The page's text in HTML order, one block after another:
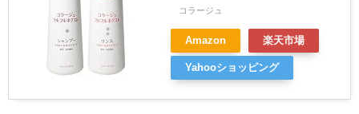
コラージュ
Amazon 楽天市場
Yahooショッピング